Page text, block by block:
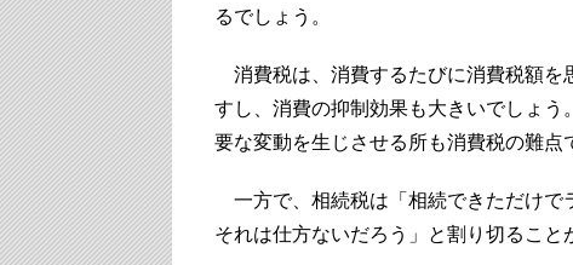
るでしょう。
消費税は、消費するたびに消費税額を
すし、消費の抑制効果も大きいでしょ
要な変動を生じさせる所も消費税の難点
一方で、相続税は「相続できただけで
それは仕方ないだろう」と割り切ること